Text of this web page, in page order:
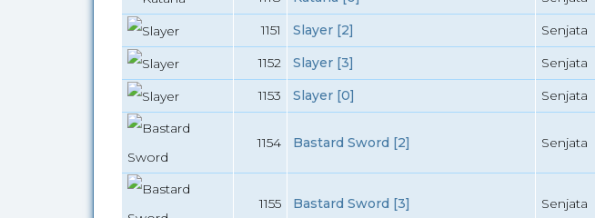
1151
Slayer [2] Senjata
1152
Slayer [3] Senjata
1153
Slayer [0] Senjata
1154 Bastard Sword [2] Senjata
1155 Bastard Sword [3] Senjata